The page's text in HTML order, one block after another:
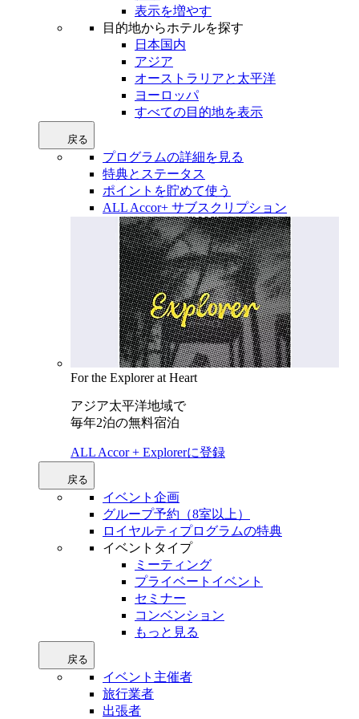
表示を増やす
目的地からホテルを探す
日本国内
アジア
オーストラリアと太平洋
ヨーロッパ
すべての目的地を表示
戻る
プログラムの詳細を見る
特典とステータス
ポイントを貯めて使う
ALL Accor+ サブスクリプション
For the Explorer at Heart
アジア太平洋地域で
毎年2泊の無料宿泊
ALL Accor + Explorerに登録
戻る
イベント企画
グループ予約（8室以上）
ロイヤルティプログラムの特典
イベントタイプ
ミーティング
プライベートイベント
セミナー
コンベンション
もっと見る
戻る
イベント主催者
旅行業者
出張者